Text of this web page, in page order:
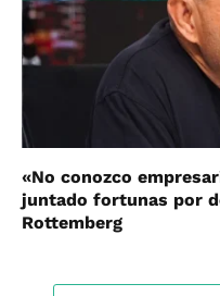
«No conozco
juntado fortunas por
Rottemberg